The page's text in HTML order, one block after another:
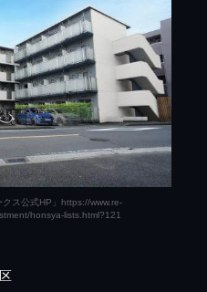
ス公式HP」https://www.re-
honsya-lists.html?121